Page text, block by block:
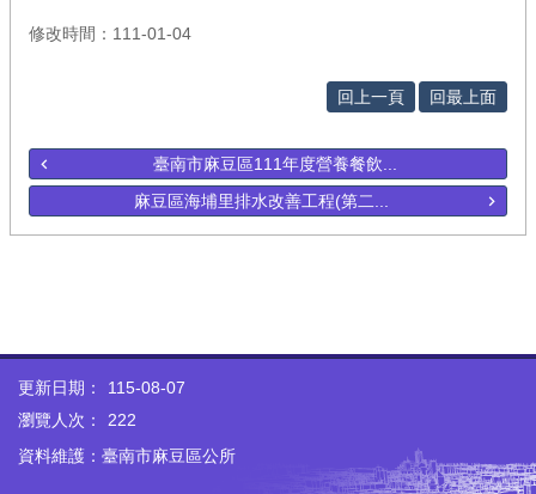
修改時間：111-01-04
回上一頁 回最上面
臺南市麻豆區111年度營養餐飲...
麻豆區海埔里排水改善工程(第二...
更新日期：
115-08-07
瀏覽人次：
222
資料維護：臺南市麻豆區公所